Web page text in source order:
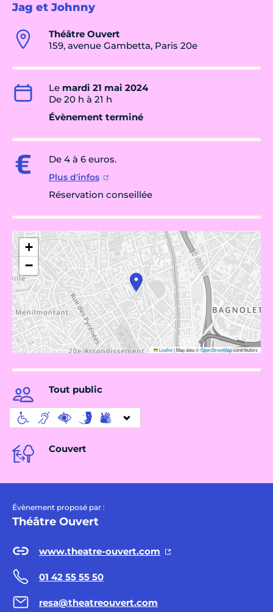
Jag et Johnny
Théâtre Ouvert
159, avenue Gambetta, Paris 20e
Le mardi 21 mai 2024
De 20 h à 21 h
Évènement terminé
De 4 à 6 euros.
Plus d'infos
Réservation conseillée
+
−
Leaflet|Map data ©OpenStreetMapcontributors
Tout public
Couvert
Évènement proposé par :
Théâtre Ouvert
www.theatre-ouvert.com
01 42 55 55 50
resa@theatreouvert.com